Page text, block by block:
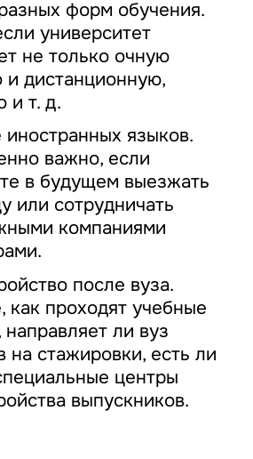
форм обучения.
университет
не только очную
и дистанционную,
и т. д.
языков.
важно, если
в будущем выезжать
или сотрудничать
компаниями
после вуза.
как проходят учебные
направляет ли вуз
на стажировки, есть ли
центры
выпускников.